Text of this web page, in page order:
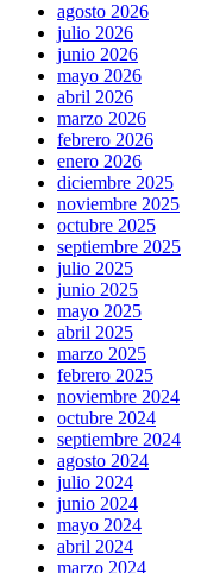
agosto 2026
julio 2026
junio 2026
mayo 2026
abril 2026
marzo 2026
febrero 2026
enero 2026
diciembre 2025
noviembre 2025
octubre 2025
septiembre 2025
julio 2025
junio 2025
mayo 2025
abril 2025
marzo 2025
febrero 2025
noviembre 2024
octubre 2024
septiembre 2024
agosto 2024
julio 2024
junio 2024
mayo 2024
abril 2024
marzo 2024